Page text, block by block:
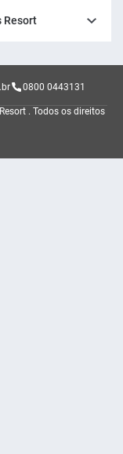
Resort
0800 0443131
. Todos os direitos